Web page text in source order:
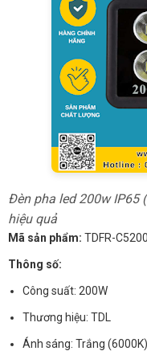
Đèn pha led 200w IP65
hiệu quả
Mã sản phẩm: TDFR-C5200
Thông số:
Công suất: 200W
Thương hiệu: TDL
Ánh sáng: Trắng